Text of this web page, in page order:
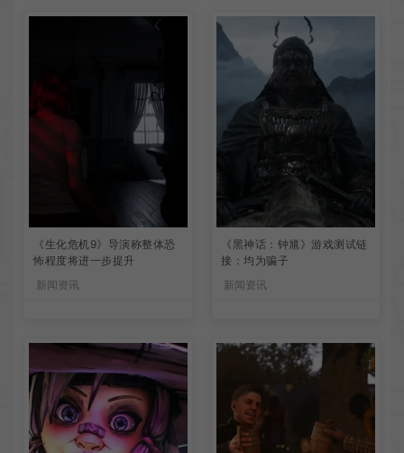
《生化危机9》导演称整体恐
怖程度将进一步提升
新闻资讯
《黑神话：钟馗》游戏测试链
接：均为骗子
新闻资讯